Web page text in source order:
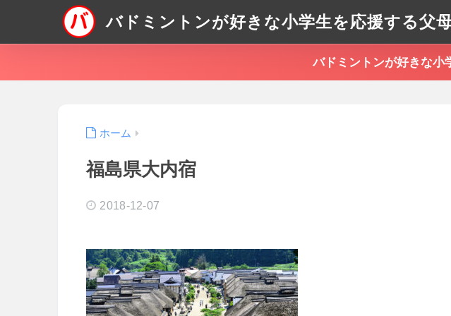
バドミントンが好きな小学生を応援する父
バドミントンが好きな小
ホーム
福島県大内宿
2018-12-07